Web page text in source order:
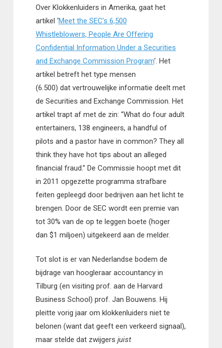
Over Klokkenluiders in Amerika, gaat het
artikel ‘Meet the SEC’s 6,500
Whistleblowers, People Are Offering
Confidential Information Under a Securities
and Exchange Commission Program‘. Het
artikel betreft het type mensen
(6.500) dat vertrouwelijke informatie deelt met
de Securities and Exchange Commission. Het
artikel trapt af met de zin: “What do four adult
entertainers, 138 engineers, a handful of
pilots and a pastor have in common? They all
think they have hot tips about an alleged
financial fraud.” De Commissie hoopt met dit
in 2011 opgezette programma strafbare
feiten gepleegd door bedrijven aan het licht te
brengen. Door de SEC wordt een premie van
tot 30% van de op te leggen boete (hoger
dan $1 miljoen) uitgekeerd aan de melder.
Tot slot is er van Nederlandse bodem de
bijdrage van hoogleraar accountancy in
Tilburg (en visiting prof. aan de Harvard
Business School) prof. Jan Bouwens. Hij
pleitte vorig jaar om klokkenluiders niet te
belonen (want dat geeft een verkeerd signaal),
maar stelde dat zwijgers juist